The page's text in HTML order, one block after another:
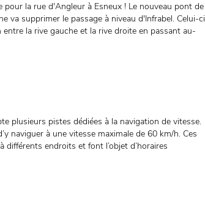
la rue d'Angleur à Esneux ! Le nouveau pont de
va supprimer le passage à niveau d'Infrabel. Celui-ci
entre la rive gauche et la rive droite en passant au-
plusieurs pistes dédiées à la navigation de vitesse.
naviguer à une vitesse maximale de 60 km/h. Ces
différents endroits et font l’objet d’horaires